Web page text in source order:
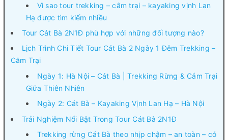
Vì sao tour trekking – cắm trại – kayaking vịnh Lan
Hạ được tìm kiếm nhiều
Tour Cát Bà 2N1Đ phù hợp với những đối tượng nào?
Lịch Trình Chi Tiết Tour Cát Bà 2 Ngày 1 Đêm Trekking –
Cắm Trại
Ngày 1: Hà Nội – Cát Bà | Trekking Rừng & Cắm Trại
Giữa Thiên Nhiên
Ngày 2: Cát Bà – Kayaking Vịnh Lan Hạ – Hà Nội
Trải Nghiệm Nổi Bật Trong Tour Cát Bà 2N1Đ
Trekking rừng Cát Bà theo nhịp chậm – an toàn – có